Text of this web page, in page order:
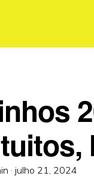
· Posted
julho 21, 2024